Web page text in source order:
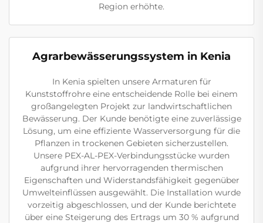
Region erhöhte.
Agrarbewässerungssystem in Kenia
In Kenia spielten unsere Armaturen für
Kunststoffrohre eine entscheidende Rolle bei einem
großangelegten Projekt zur landwirtschaftlichen
Bewässerung. Der Kunde benötigte eine zuverlässige
Lösung, um eine effiziente Wasserversorgung für die
Pflanzen in trockenen Gebieten sicherzustellen.
Unsere PEX-AL-PEX-Verbindungsstücke wurden
aufgrund ihrer hervorragenden thermischen
Eigenschaften und Widerstandsfähigkeit gegenüber
Umwelteinflüssen ausgewählt. Die Installation wurde
vorzeitig abgeschlossen, und der Kunde berichtete
über eine Steigerung des Ertrags um 30 % aufgrund